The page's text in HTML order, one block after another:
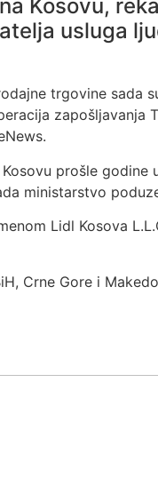
Kosovu,
usluga
trgovine sada
zapošljavanja
prošle godine
ministarstvo
Lidl Kosova
Crne Gore i